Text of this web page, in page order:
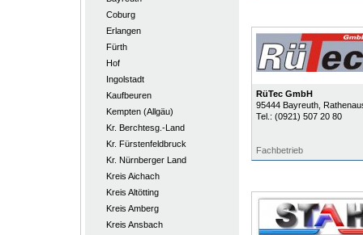
Coburg
Erlangen
Fürth
Hof
Ingolstadt
Kaufbeuren
Kempten (Allgäu)
Kr. Berchtesg.-Land
Kr. Fürstenfeldbruck
Kr. Nürnberger Land
Kreis Aichach
Kreis Altötting
Kreis Amberg
Kreis Ansbach
RüTec GmbH
95444 Bayreuth,
Tel.: (0921) 507 20 80
Fachbetrieb